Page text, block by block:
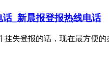
_新晨报登报热线电话
挂失登报的话，现在最方